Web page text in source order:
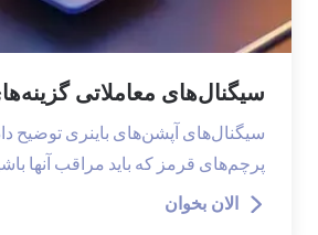
سیگنال‌های معاملاتی گزینه‌های
سیگنال‌های آپشن‌های باینری توضیح داده
پرچم‌های قرمز که باید مراقب آنها باشید.…
الان بخوان